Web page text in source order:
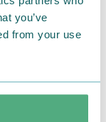
you’ve
from your use